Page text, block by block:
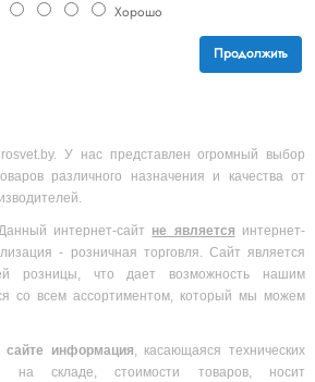
Хорошо
Продолжить
У нас представлен огромный выбор
различного назначения и качества от
интернет-сайт не является интернет-
- розничная торговля. Сайт является
розницы, что дает возможность нашим
со всем ассортиментом, который мы можем
сайте информация, касающаяся технических
на складе, стоимости товаров, носит